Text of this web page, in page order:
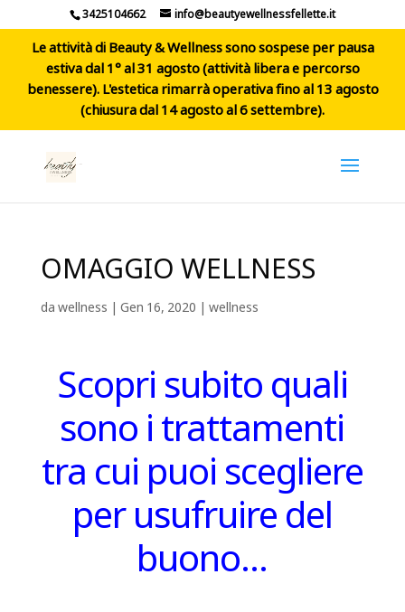
3425104662 info@beautyewellnessfellette.it
Le attività di Beauty & Wellness sono sospese per pausa
estiva dal 1° al 31 agosto (attività libera e percorso
benessere). L'estetica rimarrà operativa fino al 13 agosto
(chiusura dal 14 agosto al 6 settembre).
OMAGGIO WELLNESS
dawellness | Gen 16, 2020 | wellness
Scopri subito quali
sono i trattamenti
tra cui puoi scegliere
per usufruire del
buono…